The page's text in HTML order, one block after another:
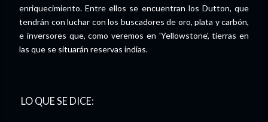
enriquecimiento. Entre ellos se encuentran los Dutton, que
tendrán con luchar con los buscadores de oro, plata y carbón,
e inversores que, como veremos en 'Yellowstone', tierras en
las que se situarán reservas indias.
LO QUE SE DICE: